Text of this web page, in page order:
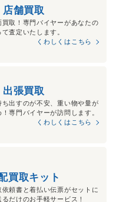
店舗買取
取！専門バイヤーがあなたの
査定いたします。
くわしくはこちら
出張買取
出すのが不安、重い物や量が
専門バイヤーが訪問します。
くわしくはこちら
買取キット
頼書と着払い伝票がセットに
だけのお手軽サービス！